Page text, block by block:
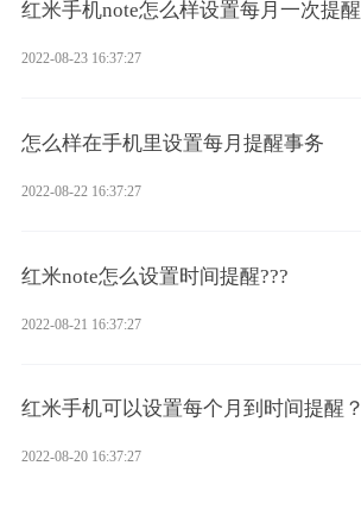
红米手机note怎么样设置每月一次提醒
2022-08-23 16:37:27
怎么样在手机里设置每月提醒事务
2022-08-22 16:37:27
红米note怎么设置时间提醒???
2022-08-21 16:37:27
红米手机可以设置每个月到时间提醒？
2022-08-20 16:37:27